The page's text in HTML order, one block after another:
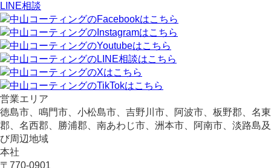
LINE相談
営業エリア
徳島市、鳴門市、小松島市、吉野川市、阿波市、板野郡、名東
郡、名西郡、勝浦郡、南あわじ市、洲本市、阿南市、淡路島及
び周辺地域
本社
〒770-0901